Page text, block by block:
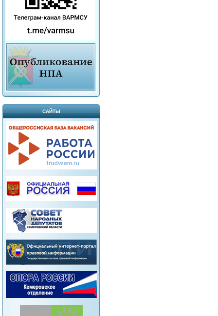
САЙТЫ